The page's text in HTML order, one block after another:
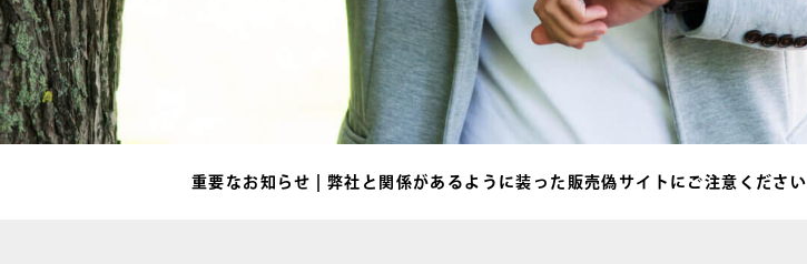
重要なお知らせ | 弊社と関係があるように装った販売偽サイトにご注意ください